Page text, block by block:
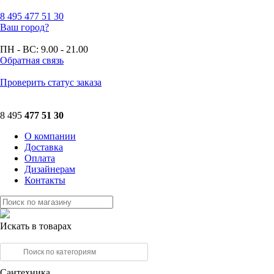
8 495 477 51 30
Ваш город?
ПН - ВС: 9.00 - 21.00
Обратная связь
Проверить статус заказа
8 495 477 51 30
О компании
Доставка
Оплата
Дизайнерам
Контакты
Искать в товарах